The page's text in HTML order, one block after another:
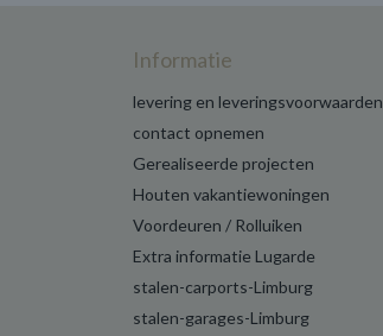
Informatie
levering en leveringsvoorwaarden
contact opnemen
Gerealiseerde projecten
Houten vakantiewoningen
Voordeuren / Rolluiken
Extra informatie Lugarde
stalen-carports-Limburg
stalen-garages-Limburg